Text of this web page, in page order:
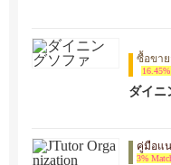
ซื้อขา
ダイニ
คู่มือแ
3%